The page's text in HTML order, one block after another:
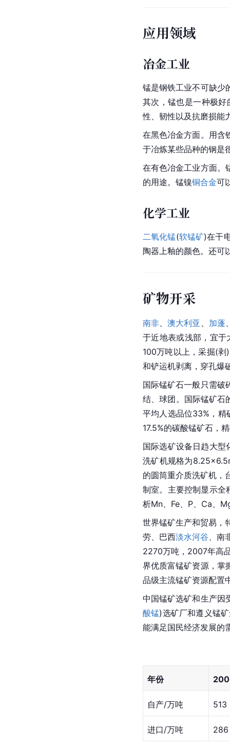
应用领域
冶金工业
锰是钢铁工业不可缺少
其次，锰也是一种极
性、韧性以及抗磨损能
在黑色冶金方面。用含
于冶炼某些品种的钢是
在有色冶金工业方面。
的用途。锰镍铜合金可
化学工业
二氧化锰(软锰矿)在干
陶器上釉的颜色。还可
矿物开采
南非 、澳大利亚 加蓬
于近地表或浅部，宜
100万吨以上，采掘(
和铲运机剥离，穿孔爆
国际锰矿石一般只需破
结、球团。国际锰矿石
平均人选品位33%，
17.5%的碳酸锰矿石，
国际选矿设备日趋大型
洗矿机规格为
的圆筒重介质洗矿机，
制室。主要控制显示全
析Mn、Fe、P、Ca、
世界锰矿生产和贸易，
劳、巴西淡水河谷 、
2270万吨，2007年高
界优质富锰矿资源，掌
品级主流锰矿资源配置
中国锰矿选矿和生产因
酸锰)选矿厂和遵义锰
能满足国民经济发展的
年份
自产/万吨 513
进口/万吨 286